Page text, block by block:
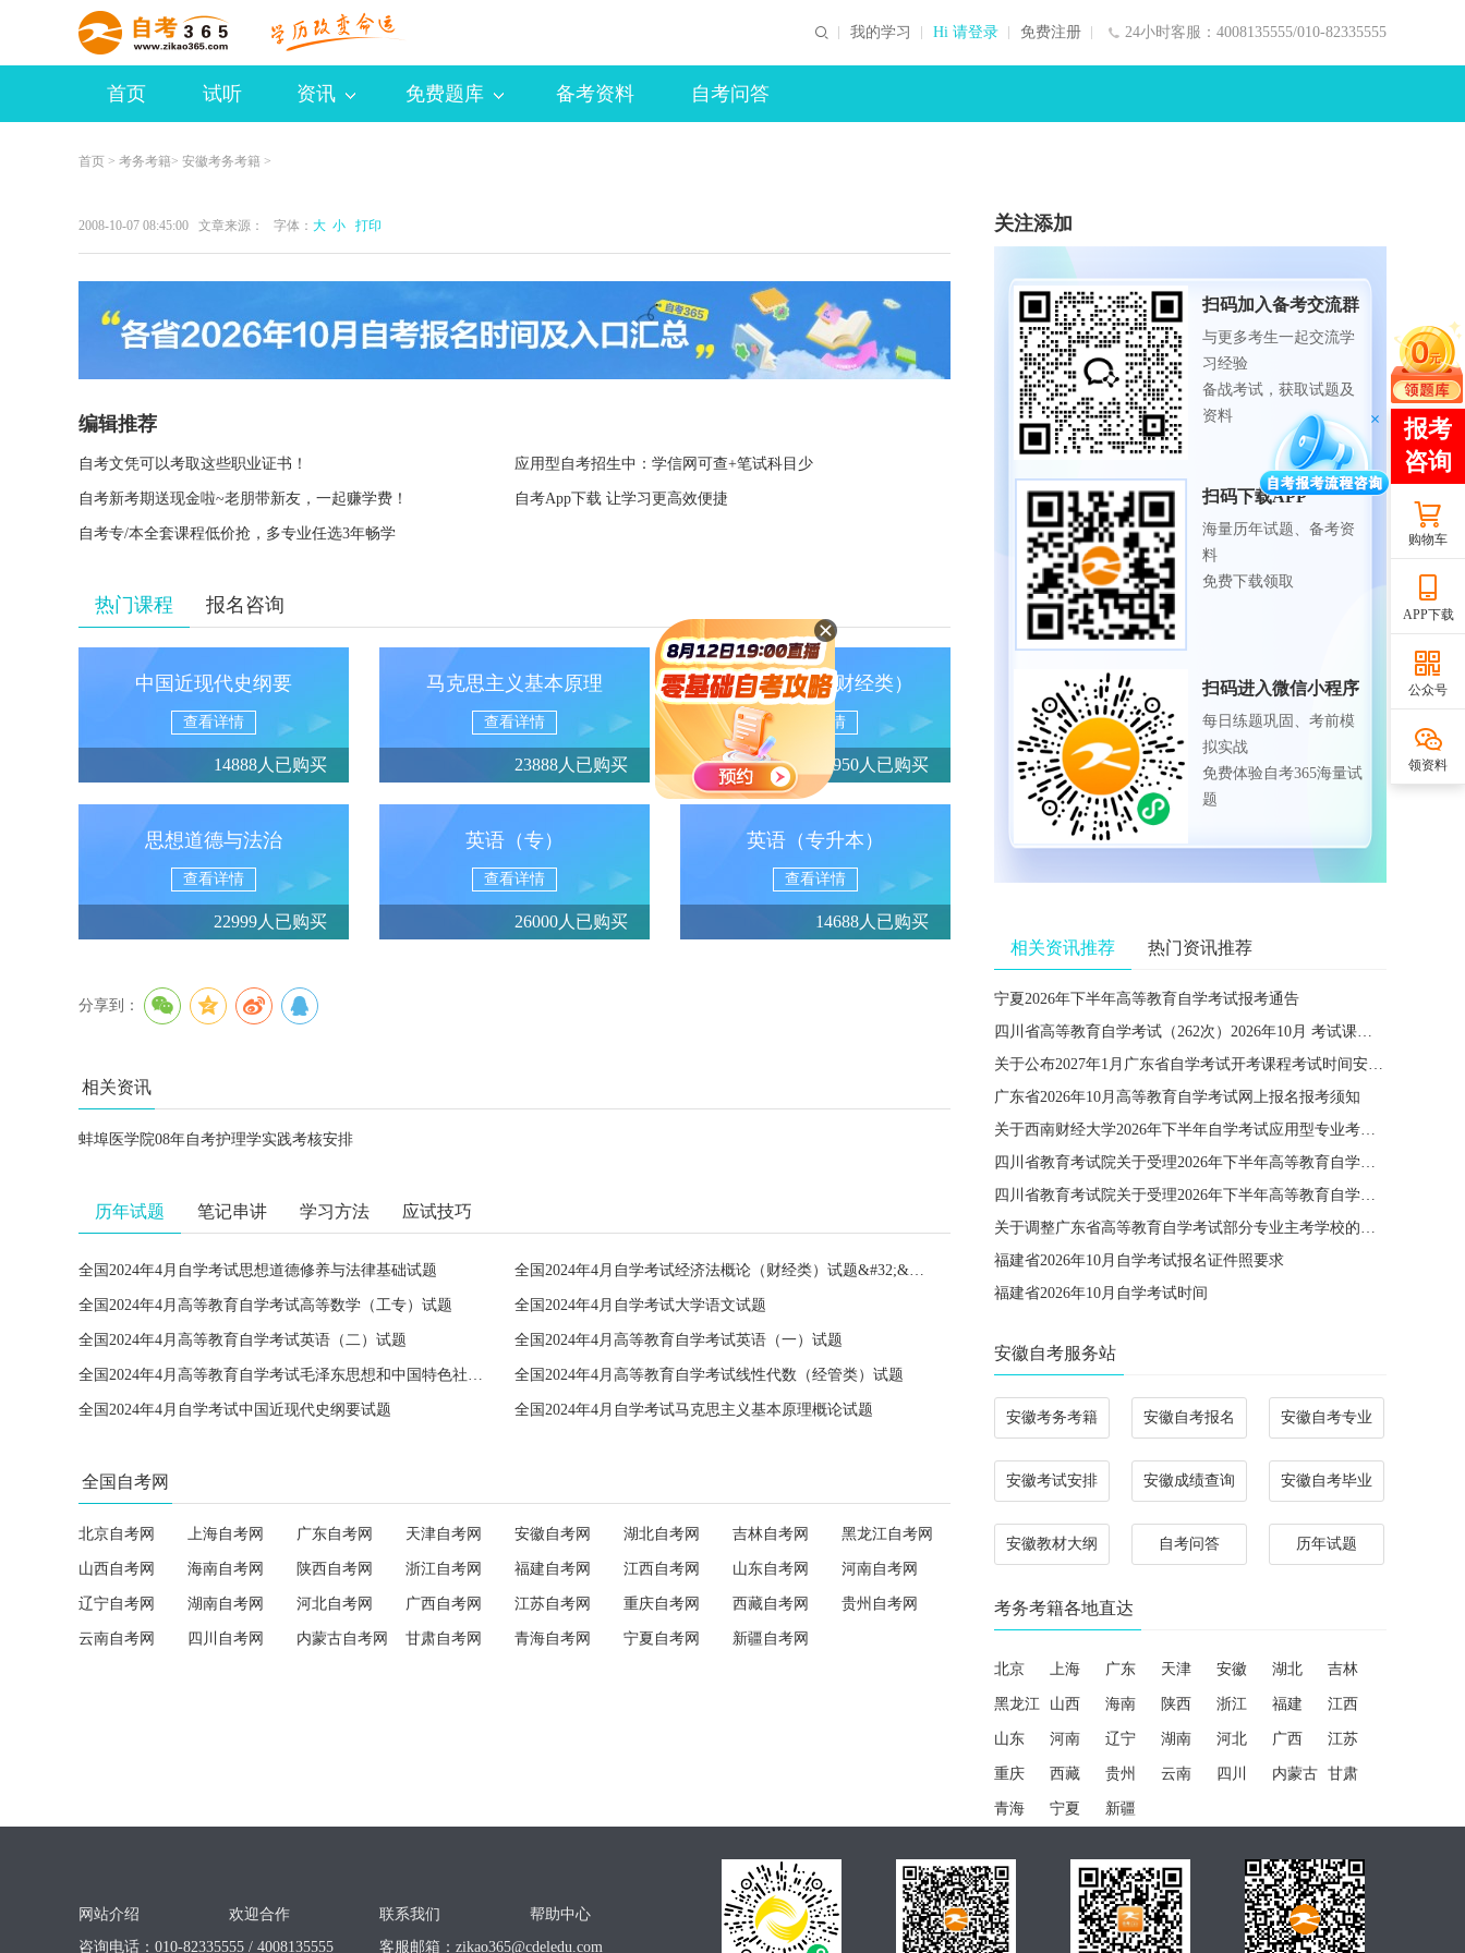
24小时客服：4008135555/010-82335555
我的学习 Hi 请登录 免费注册
首页 试听 资讯 免费题库 备考资料 自考问答
首页 > 考务考籍> 安徽考务考籍 >
2008-10-07 08:45:00 文章来源： 字体： 大 小 打印
编辑推荐
自考文凭可以考取这些职业证书！ 应用型自考招生中：学信网可查+笔试科目少
自考新考期送现金啦~老朋带新友，一起赚学费！ 自考App下载 让学习更高效便捷
自考专/本全套课程低价抢，多专业任选3年畅学
热门课程 报名咨询
中国近现代史纲要
查看详情
14888人已购买
马克思主义基本原理
查看详情
23888人已购买
政治经济学（财经类）
查看详情
13950人已购买
思想道德与法治
查看详情
22999人已购买
英语（专）
查看详情
26000人已购买
英语（专升本）
查看详情
14688人已购买
分享到：
相关资讯
蚌埠医学院08年自考护理学实践考核安排
历年试题 笔记串讲 学习方法 应试技巧
全国2024年4月自学考试思想道德修养与法律基础试题 全国2024年4月自学考试经济法概论（财经类）试题&#32;&#32;
全国2024年4月高等教育自学考试高等数学（工专）试题 全国2024年4月自学考试大学语文试题
全国2024年4月高等教育自学考试英语（二）试题 全国2024年4月高等教育自学考试英语（一）试题
全国2024年4月高等教育自学考试毛泽东思想和中国特色社会主义理论体系概论试题 全国2024年4月高等教育自学考试线性代数（经管类）试题
全国2024年4月自学考试中国近现代史纲要试题 全国2024年4月自学考试马克思主义基本原理概论试题
全国自考网
北京自考网 上海自考网 广东自考网 天津自考网 安徽自考网 湖北自考网 吉林自考网 黑龙江自考网
山西自考网 海南自考网 陕西自考网 浙江自考网 福建自考网 江西自考网 山东自考网 河南自考网
辽宁自考网 湖南自考网 河北自考网 广西自考网 江苏自考网 重庆自考网 西藏自考网 贵州自考网
云南自考网 四川自考网 内蒙古自考网 甘肃自考网 青海自考网 宁夏自考网 新疆自考网
关注添加
扫码加入备考交流群
与更多考生一起交流学
习经验
备战考试，获取试题及
资料
扫码下载APP
海量历年试题、备考资
料
免费下载领取
扫码进入微信小程序
每日练题巩固、考前模
拟实战
免费体验自考365海量试
题
相关资讯推荐 热门资讯推荐
宁夏2026年下半年高等教育自学考试报考通告
四川省高等教育自学考试（262次）2026年10月 考试课程简表
关于公布2027年1月广东省自学考试开考课程考试时间安排和使用教材的通知
广东省2026年10月高等教育自学考试网上报名报考须知
关于西南财经大学2026年下半年自学考试应用型专业考籍更改办理的通知
四川省教育考试院关于受理2026年下半年高等教育自学考试省际转考申请的通告
四川省教育考试院关于受理2026年下半年高等教育自学考试考籍更改申请的通告
关于调整广东省高等教育自学考试部分专业主考学校的通知
福建省2026年10月自学考试报名证件照要求
福建省2026年10月自学考试时间
安徽自考服务站
安徽考务考籍 安徽自考报名 安徽自考专业
安徽考试安排 安徽成绩查询 安徽自考毕业
安徽教材大纲 自考问答 历年试题
考务考籍各地直达
北京 上海 广东 天津 安徽 湖北 吉林
黑龙江 山西 海南 陕西 浙江 福建 江西
山东 河南 辽宁 湖南 河北 广西 江苏
重庆 西藏 贵州 云南 四川 内蒙古 甘肃
青海 宁夏 新疆
购物车
APP下载
公众号
领资料
网站介绍 欢迎合作 联系我们
帮助中心
咨询电话：010-82335555 / 4008135555
客服邮箱： zikao365@cdeledu.com